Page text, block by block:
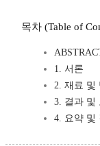
목차 (Table of
1. 서론
2. 재료 및
3. 결과 및
4. 요약 및